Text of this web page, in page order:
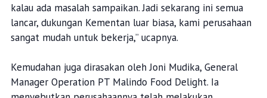
kalau ada masalah sampaikan. Jadi sekarang ini semua
lancar, dukungan Kementan luar biasa, kami perusahaan
sangat mudah untuk bekerja,” ucapnya.
Kemudahan juga dirasakan oleh Joni Mudika, General
Manager Operation PT Malindo Food Delight. Ia